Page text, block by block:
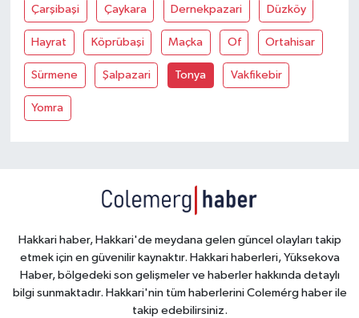
Çarşibaşi Çaykara Dernekpazari Düzköy
Hayrat Köprübaşi Maçka Of Ortahisar
Sürmene Şalpazari Tonya Vakfikebir
Yomra
Hakkari haber, Hakkari'de meydana gelen güncel olayları takip
etmek için en güvenilir kaynaktır. Hakkari haberleri, Yüksekova
Haber, bölgedeki son gelişmeler ve haberler hakkında detaylı
bilgi sunmaktadır. Hakkari'nin tüm haberlerini Colemérg haber ile
takip edebilirsiniz.